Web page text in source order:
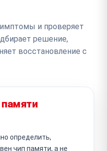
и проверяет
решение,
восстановление с
определить,
чип памяти, а не